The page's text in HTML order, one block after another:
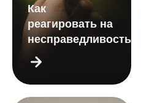
Как
реагировать на
несправедливость?